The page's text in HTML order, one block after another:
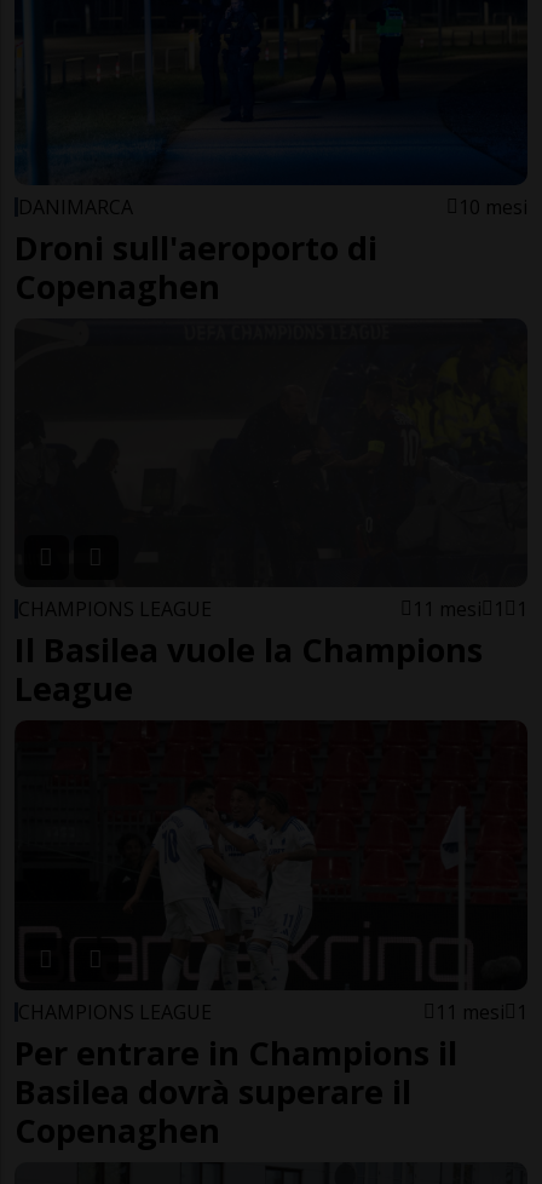
DANIMARCA 10 mesi
Droni sull'aeroporto di
Copenaghen
CHAMPIONS LEAGUE 11 mesi 1 1
Il Basilea vuole la Champions
League
CHAMPIONS LEAGUE 11 mesi 1
Per entrare in Champions il
Basilea dovrà superare il
Copenaghen